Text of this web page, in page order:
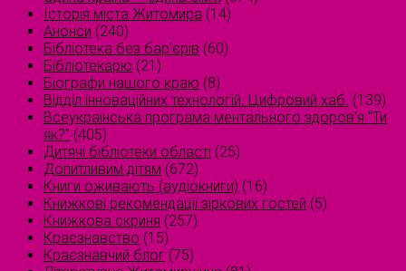
Історія міста Житомира (14)
Анонси (240)
Бібліотека без бар'єрів (60)
Бібліотекарю (21)
Біографи нашого краю (8)
Відділ інноваційних технологій. Цифровий хаб. (139)
Всеукраїнська програма ментального здоров'я "Ти
як?" (405)
Дитячі бібліотеки області (25)
Допитливим дітям (672)
Книги оживають (аудіокниги) (16)
Книжкові рекомендації зіркових гостей (5)
Книжкова скриня (257)
Краєзнавство (15)
Краєзнавчий блог (75)